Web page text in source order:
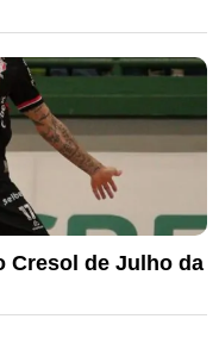
Cresol de Julho da